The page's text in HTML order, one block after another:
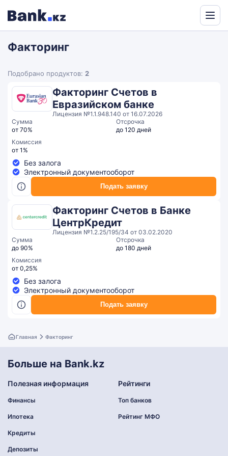
Факторинг
Подобрано продуктов: 2
Факторинг Счетов в
Евразийском банке
Лицензия №1.1.948.140 от 16.07.2026
Сумма
от 70%
Отсрочка
до 120 дней
Комиссия
от 1%
Без залога
Электронный документооборот
Подать заявку
Факторинг Счетов в Банке
ЦентрКредит
Лицензия №1.2.25/195/34 от 03.02.2020
Сумма
до 90%
Отсрочка
до 180 дней
Комиссия
от 0,25%
Без залога
Электронный документооборот
Подать заявку
Главная Факторинг
Больше на Bank.kz
Полезная информация
Финансы
Ипотека
Кредиты
Депозиты
Рейтинги
Топ банков
Рейтинг МФО